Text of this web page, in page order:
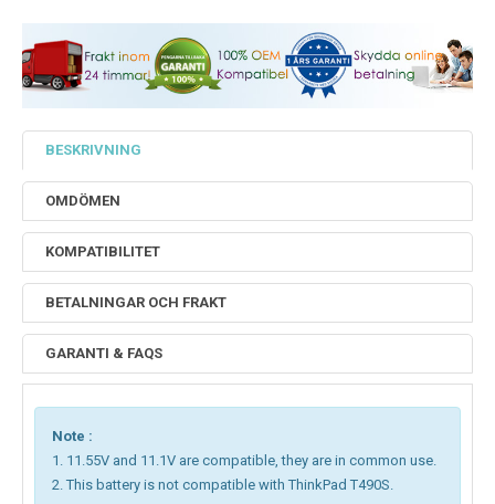
BESKRIVNING
OMDÖMEN
KOMPATIBILITET
BETALNINGAR OCH FRAKT
GARANTI & FAQS
Note :
1. 11.55V and 11.1V are compatible, they are in common use.
2. This battery is not compatible with ThinkPad T490S.